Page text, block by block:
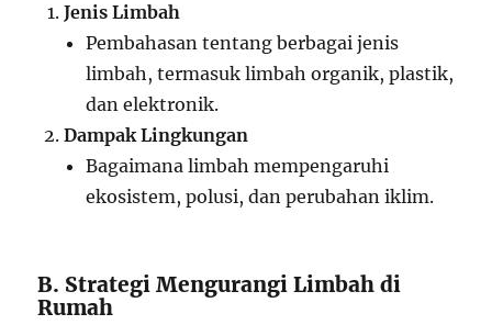
Jenis Limbah
Pembahasan tentang berbagai jenis
limbah, termasuk limbah organik, plastik,
dan elektronik.
Dampak Lingkungan
Bagaimana limbah mempengaruhi
ekosistem, polusi, dan perubahan iklim.
B. Strategi Mengurangi Limbah di
Rumah